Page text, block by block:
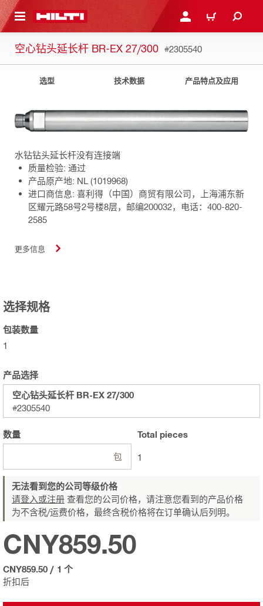
到主页 登录或注册购物车
空心钻头延长杆 BR-EX 27/300 #2305540
选型 技术数据 产品特点及应用
水钻钻头延长杆没有连接端
质量检验: 通过
产品原产地: NL (1019968)
进口商信息: 喜利得（中国）商贸有限公司，上海浦东新
区耀元路58号2号楼8层，邮编200032，电话：400-820-
2585
更多信息
选择规格
包装数量
1
产品选择
空心钻头延长杆 BR-EX 27/300
#2305540
数量
包
Total pieces
1
无法看到您的公司等级价格
请登入或注册 查看您的公司价格，请注意您看到的产品价格
为不含税/运费价格，最终含税价格将在订单确认后列明。
折扣后
CNY859.50
CNY859.50 / 1 个